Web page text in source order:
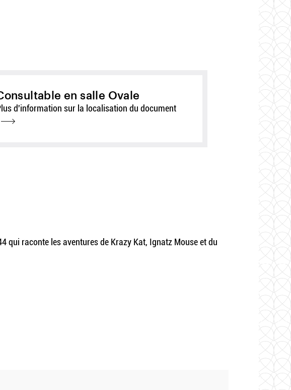
en salle Ovale
d'information sur la localisation du document
qui raconte les aventures de Krazy Kat, Ignatz Mouse et du